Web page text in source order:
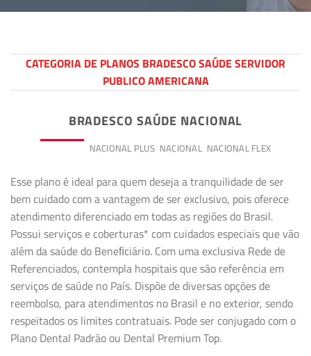
CATEGORIA DE PLANOS BRADESCO SAÚDE SERVIDOR
PUBLICO AMERICANA
BRADESCO SAÚDE NACIONAL
NACIONAL PLUS NACIONAL NACIONAL FLEX
Esse plano é ideal para quem deseja a tranquilidade de ser
bem cuidado com a vantagem de ser exclusivo, pois oferece
atendimento diferenciado em todas as regiões do Brasil.
Possui serviços e coberturas* com cuidados especiais que vão
além da saúde do Beneﬁciário. Com uma exclusiva Rede de
Referenciados, contempla hospitais que são referência em
serviços de saúde no País. Dispõe de diversas opções de
reembolso, para atendimentos no Brasil e no exterior, sendo
respeitados os limites contratuais. Pode ser conjugado com o
Plano Dental Padrão ou Dental Premium Top.